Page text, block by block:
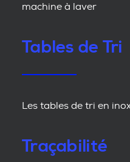
machine à laver
Tables de Tri
Les tables de tri en
Traçabilité